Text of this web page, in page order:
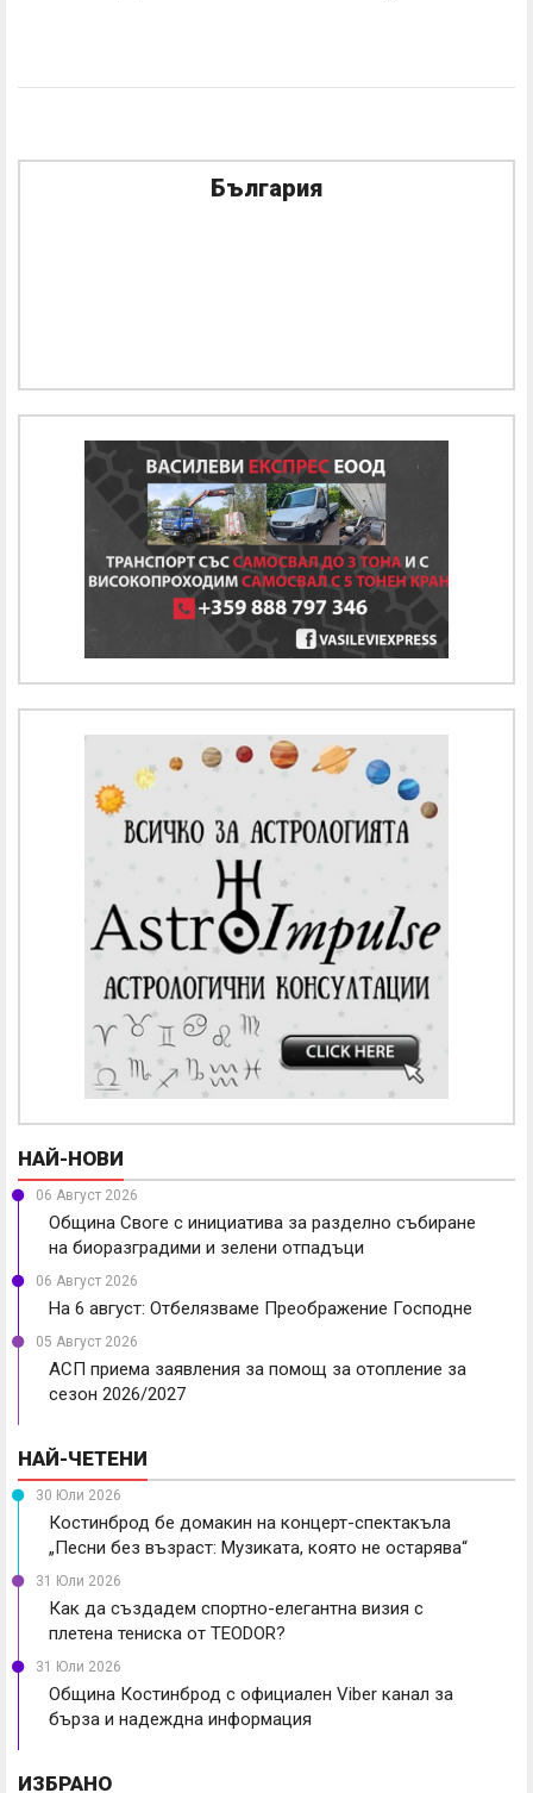
България
НАЙ-НОВИ
06 Август 2026
Община Своге с инициатива за разделно събиране
на биоразградими и зелени отпадъци
06 Август 2026
На 6 август: Отбелязваме Преображение Господне
05 Август 2026
АСП приема заявления за помощ за отопление за
сезон 2026/2027
НАЙ-ЧЕТЕНИ
30 Юли 2026
Костинброд бе домакин на концерт-спектакъла
„Песни без възраст: Музиката, която не остарява“
31 Юли 2026
Как да създадем спортно-елегантна визия с
плетена тениска от TEODOR?
31 Юли 2026
Община Костинброд с официален Viber канал за
бърза и надеждна информация
ИЗБРАНО